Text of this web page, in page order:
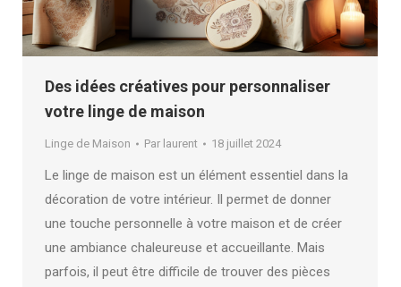
Des idées créatives pour personnaliser
votre linge de maison
Linge de Maison Par laurent 18 juillet 2024
Le linge de maison est un élément essentiel dans la
décoration de votre intérieur. Il permet de donner
une touche personnelle à votre maison et de créer
une ambiance chaleureuse et accueillante. Mais
parfois, il peut être difficile de trouver des pièces